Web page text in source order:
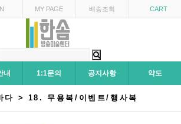
MY PAGE 배송조회 CART
내 1:1문의 공지사항 약도
다 > 18. 무용복/이벤트/행사복